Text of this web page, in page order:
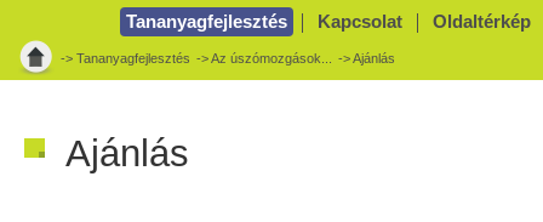
Tananyagfejlesztés
Kapcsolat Oldaltérkép
-> Tananyagfejlesztés ->Az úszómozgások... -> Ajánlás
Ajánlás